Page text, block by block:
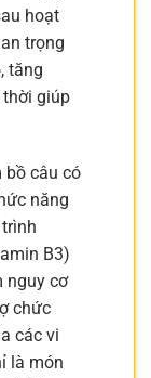
hoạt
trọng
tăng
giúp
bồ câu có
năng
B3)
nguy cơ
chức
các vi
là món